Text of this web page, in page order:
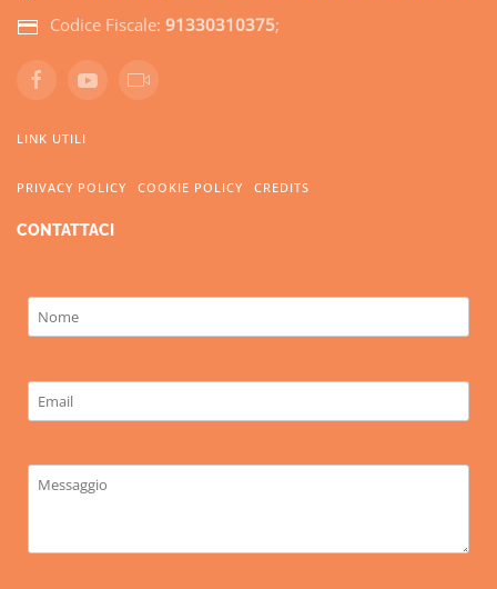
Codice Fiscale: 91330310375;
LINK UTILI
PRIVACY POLICY COOKIE POLICY CREDITS
CONTATTACI